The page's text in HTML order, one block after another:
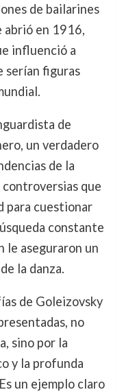
de bailarines
abrió en 1916,
influenció a
serían figuras
de
un verdadero
de la
controversias que
para cuestionar
constante
le aseguraron un
la danza.
de Goleizovsky
no
sino por la
y la profunda
un ejemplo claro